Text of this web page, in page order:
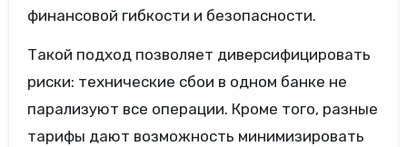
финансовой гибкости и безопасности.
Такой подход позволяет диверсифицировать
риски: технические сбои в одном банке не
парализуют все операции. Кроме того, разные
тарифы дают возможность минимизировать